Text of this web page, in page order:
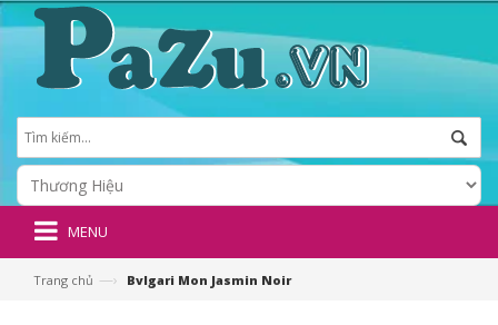
MENU
Trang chủ —› Bvlgari Mon Jasmin Noir